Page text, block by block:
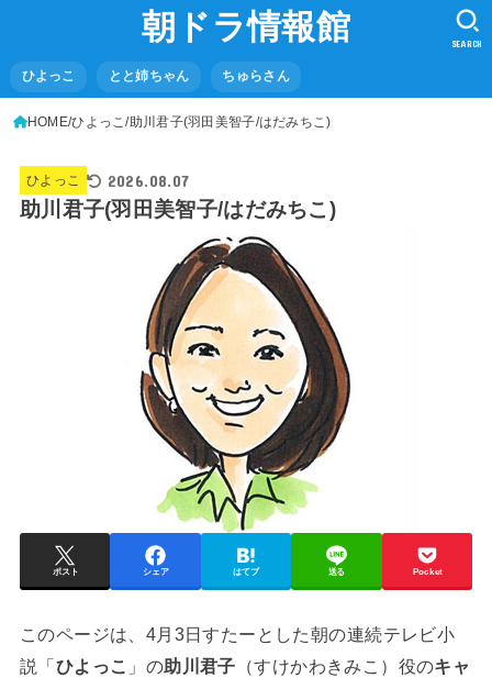
朝ドラ情報館
ひよっこ とと姉ちゃん ちゅらさん
SEARCH
HOME ひよっこ 助川君子(羽田美智子/はだみちこ)
ひよっこ 2026.08.07
助川君子(羽田美智子/はだみちこ)
ポスト シェア はてブ 送る Pocket
このページは、4月3日すたーとした朝の連続テレビ小
説「 ひよっこ 」の助川君子 （すけかわきみこ）役のキャ